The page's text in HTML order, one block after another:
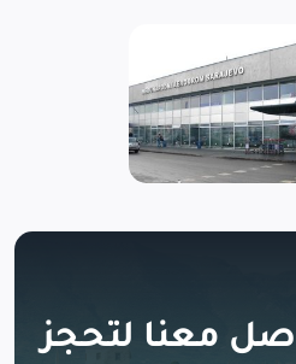
معنا لتحجز